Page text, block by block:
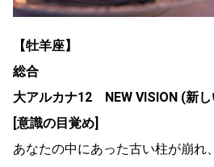
【牡羊座】
総合
大アルカナ12 NEW VISION (新
[意識の目覚め]
あなたの中にあった古い柱が崩れ